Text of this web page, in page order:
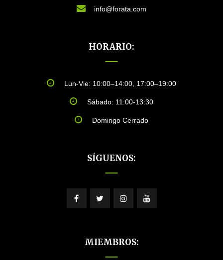
info@forata.com
HORARIO:
Lun-Vie: 10:00–14:00, 17:00–19:00
Sábado: 11:00-13:30
Domingo Cerrado
SÍGUENOS:
MIEMBROS: